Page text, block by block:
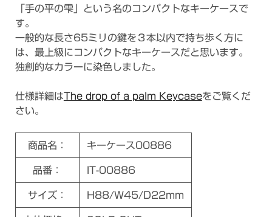
「手の平の雫」という名のコンパクトなキーケースで
す。
一般的な長さ65ミリの鍵を３本以内で持ち歩く方に
は、最上級にコンパクトなキーケースだと思います。
独創的なカラーに染色しました。
仕様詳細はThe drop of a palm Keycaseをご覧くだ
さい。
商品名： キーケース00886
品番： IT-00886
サイズ： H88/W45/D22mm